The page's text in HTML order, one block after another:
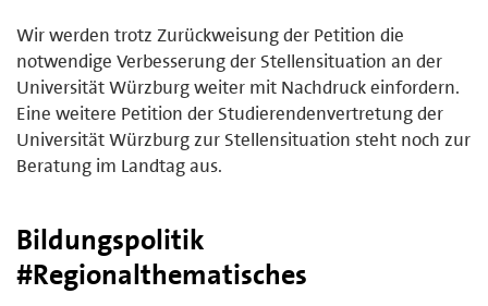
Wir werden trotz Zurückweisung der Petition die
notwendige Verbesserung der Stellensituation an der
Universität Würzburg weiter mit Nachdruck einfordern.
Eine weitere Petition der Studierendenvertretung der
Universität Würzburg zur Stellensituation steht noch zur
Beratung im Landtag aus.
Bildungspolitik
#Regionalthematisches